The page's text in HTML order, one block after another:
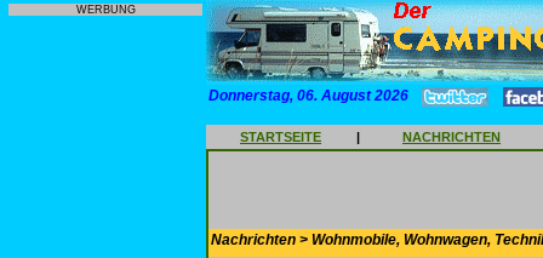
WERBUNG
Donnerstag, 06. August 2026
STARTSEITE | NACHRICHTEN
Nachrichten > Wohnmobile, Wohnwagen,